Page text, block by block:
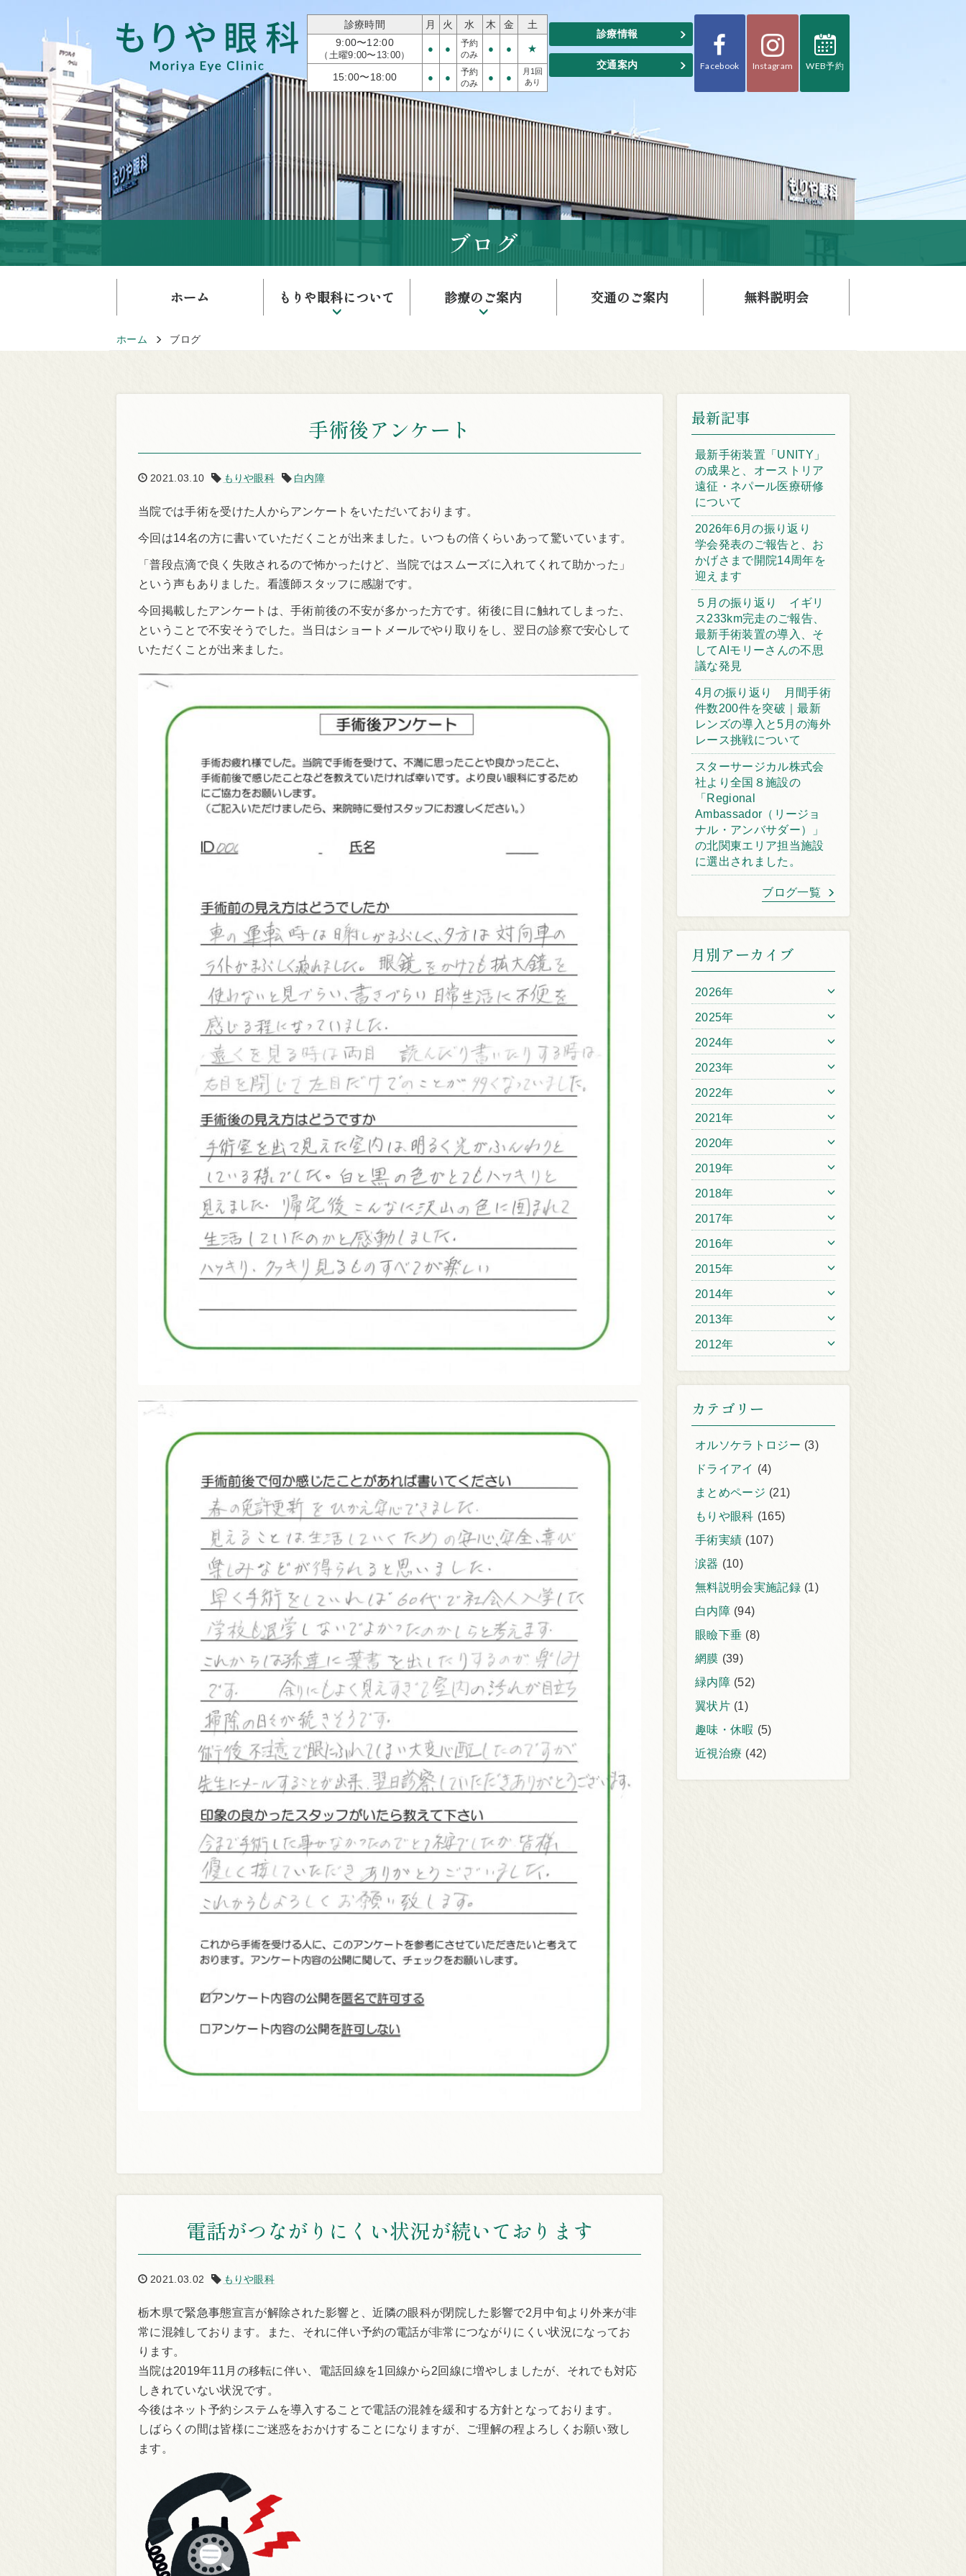
診療時間 月 火 水 木 金
土
9:00〜12:00
（土曜9:00〜13:00）
● ●
予約
のみ
● ● ★
15:00〜18:00 ● ●
予約
のみ
● ●
月1回
あり
診療情報
交通案内 Facebook Instagram WEB予約
ブログ
ホーム もりや眼科について 診療のご案内 交通のご案内 無料説明会
ホーム ブログ
手術後アンケート
2021.03.10 もりや眼科 白内障
当院では手術を受けた人からアンケートをいただいております。
今回は14名の方に書いていただくことが出来ました。いつもの倍くらいあって驚いています。
「普段点滴で良く失敗されるので怖かったけど、当院ではスムーズに入れてくれて助かった」
という声もありました。看護師スタッフに感謝です。
今回掲載したアンケートは、手術前後の不安が多かった方です。術後に目に触れてしまった、
ということで不安そうでした。当日はショートメールでやり取りをし、翌日の診察で安心して
いただくことが出来ました。
電話がつながりにくい状況が続いております
2021.03.02 もりや眼科
栃木県で緊急事態宣言が解除された影響と、近隣の眼科が閉院した影響で2月中旬より外来が非
常に混雑してお ります。また、 それに伴い予約の電話が非常につながりにくい状況になってお
りま す。
当院は2019年11月の移転に伴い、 電話回線を1回線から2回線に増やしましたが、 それでも対応
しきれていない状況です。
今後はネット予約システムを導入することで電話の混雑を緩和する方針となっております。
しばらくの間は皆様にご迷惑をおかけすることになりますが、
ご理解の程よろしくお願い致し
ます。
最新記事
最新手術装置「UNITY」
の成果と、オーストリア
遠征・ネパール医療研修
について
2026年6月の振り返り
学会発表のご報告と、お
かげさまで開院14周年を
迎えます
５月の振り返り イギリ
ス233km完走のご報告、
最新手術装置の導入、そ
してAIモリーさんの不思
議な発見
4月の振り返り 月間手術
件数200件を突破｜最新
レンズの導入と5月の海外
レース挑戦について
スターサージカル株式会
社より全国８施設の
「Regional
Ambassador（リージョ
ナル・アンバサダー）」
の北関東エリア担当施設
に選出されました。
ブログ一覧
月別アーカイブ
2026年
2025年
2024年
2023年
2022年
2021年
2020年
2019年
2018年
2017年
2016年
2015年
2014年
2013年
2012年
カテゴリー
オルソケラトロジー (3)
ドライアイ (4)
まとめページ (21)
もりや眼科 (165)
手術実績 (107)
涙器 (10)
無料説明会実施記録 (1)
白内障 (94)
眼瞼下垂 (8)
網膜 (39)
緑内障 (52)
翼状片 (1)
趣味・休暇 (5)
近視治療 (42)